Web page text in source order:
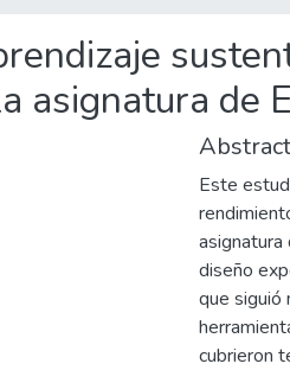
asignatura de
Abstract
Este
asignatura
diseño
que siguió
cubrieron